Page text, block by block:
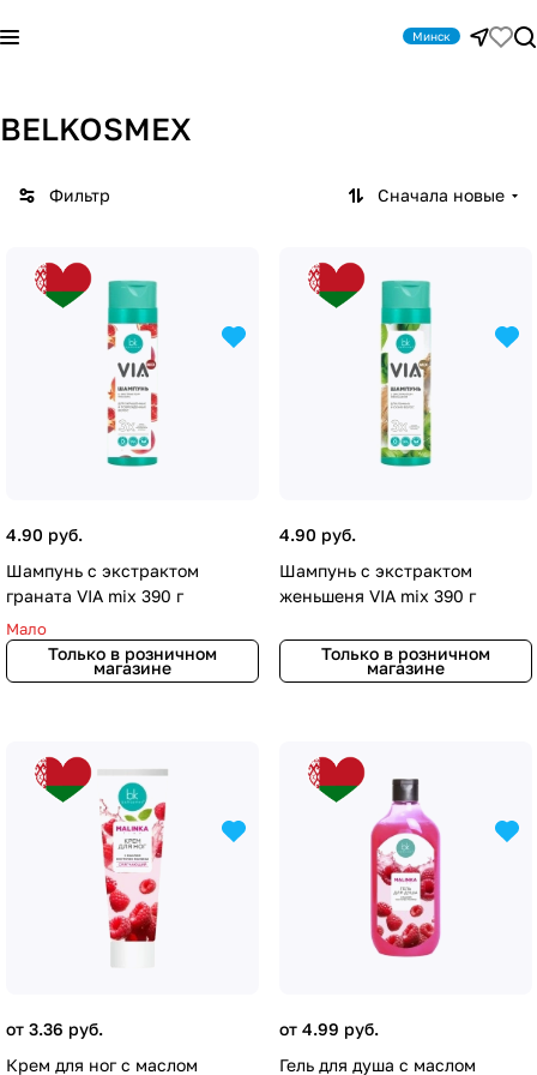
Минск
BELKOSMEX
Фильтр Сначала новые
4.90 руб.
Шампунь с экстрактом
граната VIA mix 390 г
Мало
Только в розничном
магазине
4.90 руб.
Шампунь с экстрактом
женьшеня VIA mix 390 г
Только в розничном
магазине
от 3.36 руб.
Крем для ног с маслом
от 4.99 руб.
Гель для душа с маслом